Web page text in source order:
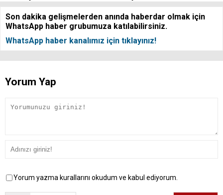
Son dakika gelişmelerden anında haberdar olmak için
WhatsApp haber grubumuza katılabilirsiniz.
WhatsApp haber kanalımız için tıklayınız!
Yorum Yap
Yorum yazma kurallarını okudum ve kabul ediyorum.